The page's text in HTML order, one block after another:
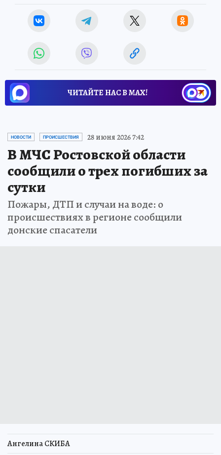
ЧИТАЙТЕ НАС В МАХ!
НОВОСТИ ПРОИСШЕСТВИЯ 28 июня 2026 7:42
В МЧС Ростовской области
сообщили о трех погибших за
сутки
Пожары, ДТП и случаи на воде: о
происшествиях в регионе сообщили
донские спасатели
Ангелина СКИБА